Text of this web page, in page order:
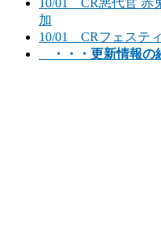
加
10/01 CRフェステ
・・・更新情報の